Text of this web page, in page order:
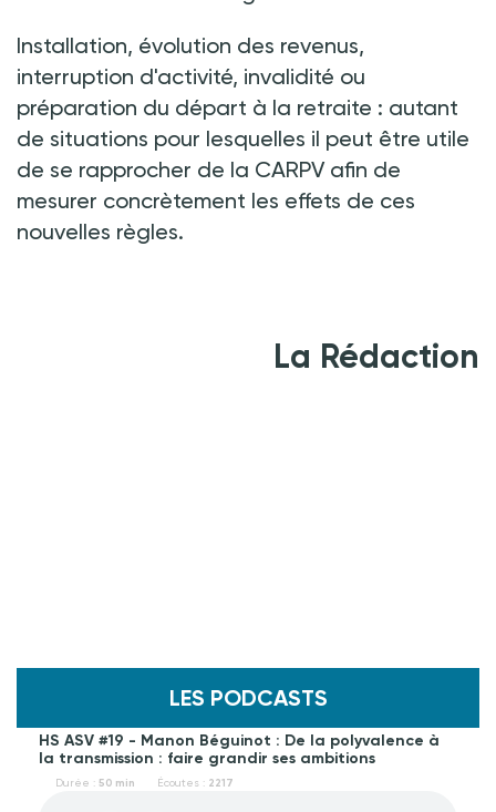
Installation, évolution des revenus,
interruption d'activité, invalidité ou
préparation du départ à la retraite : autant
de situations pour lesquelles il peut être utile
de se rapprocher de la CARPV afin de
mesurer concrètement les effets de ces
nouvelles règles.
La Rédaction
LES PODCASTS
HS ASV #19 - Manon Béguinot : De la polyvalence à
la transmission : faire grandir ses ambitions
Durée : 50 min Écoutes : 2217